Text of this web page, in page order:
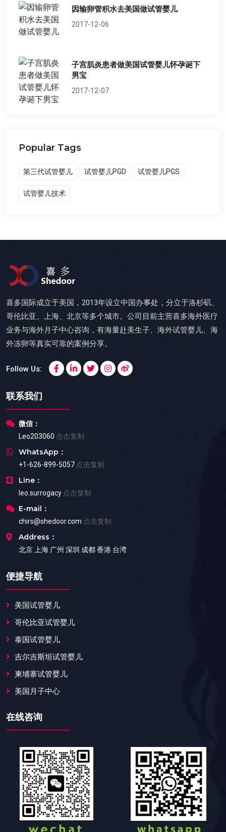
因输卵管积水去美国做试管婴儿
2017-12-06
子宫肌炎患者做美国试管婴儿怀孕诞下
男宝
2017-12-07
Popular Tags
第三代试管婴儿 试管婴儿PGD 试管婴儿PGS
试管婴儿技术
喜多国际成立于美国，2013年设立中国办事处，分立于洛杉矶、
哥伦比亚、上海、北京等多个城市。公司目前主营喜多海外医疗
业务与海外月子中心咨询，有海量赴美生子、海外试管婴儿、海
外冻卵等真实可靠的案例分享。
Follow Us:
联系我们
微信：
Leo203060 点击复制
WhatsApp：
+1-626-899-5057 点击复制
Line：
leo.surrogacy 点击复制
E-mail：
chirs@shedoor.com 点击复制
Address：
北京 上海 广州 深圳 成都 香港 台湾
便捷导航
美国试管婴儿
哥伦比亚试管婴儿
泰国试管婴儿
吉尔吉斯坦试管婴儿
柬埔寨试管婴儿
美国月子中心
在线咨询